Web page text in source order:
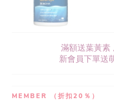
滿額送葉黃素
新會員下單送
MEMBER （折扣20％）